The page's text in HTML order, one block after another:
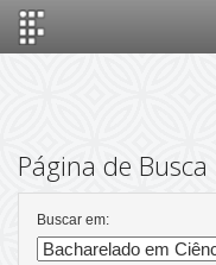
Página de Busca
Buscar em: